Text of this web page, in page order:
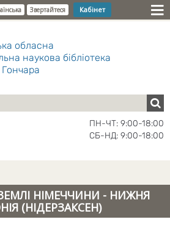
Звертайтеся Кабінет
обласна
наукова бібліотека
ПН-ЧТ: 9:00-18:00
СБ-НД: 9:00-18:00
НІМЕЧЧИНИ - НИЖНЯ
(НІДЕРЗАКСЕН)